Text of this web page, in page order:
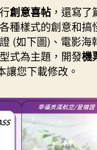
日
期
創意喜帖 ，還寫
種樣式的創意和
(如下圖)、電影
式為主題，開發機
讓您下載修改。